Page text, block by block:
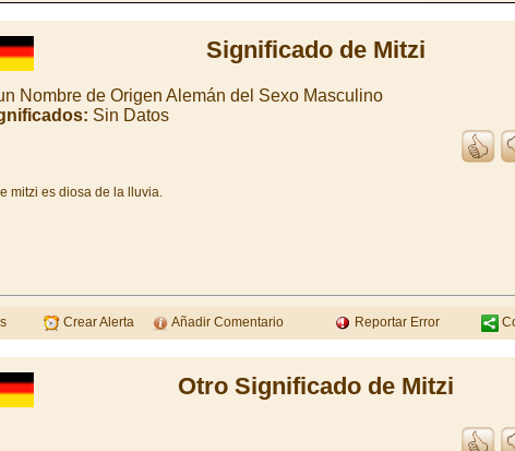
Significado de Mitzi
Nombre de Origen Alemán del Sexo Masculino
Sin Datos
mitzi es diosa de la lluvia.
Crear Alerta Añadir Comentario Reportar Error
Otro Significado de Mitzi